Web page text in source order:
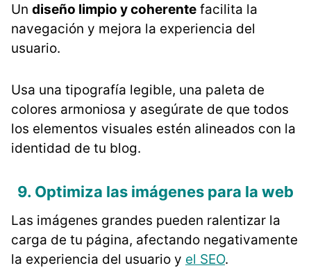
Un diseño limpio y coherente facilita la
navegación y mejora la experiencia del
usuario.
Usa una tipografía legible, una paleta de
colores armoniosa y asegúrate de que todos
los elementos visuales estén alineados con la
identidad de tu blog.
9. Optimiza las imágenes para la web
Las imágenes grandes pueden ralentizar la
carga de tu página, afectando negativamente
la experiencia del usuario y el SEO.